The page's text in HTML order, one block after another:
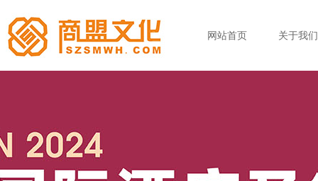
网站首页 关于我们